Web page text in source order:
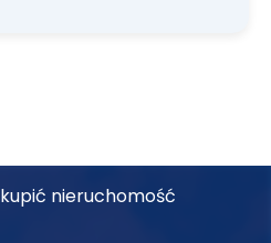
kupić nieruchomość